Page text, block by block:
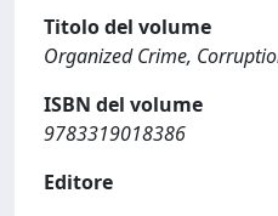
Titolo del volume
Organized Crime,
ISBN del volume
9783319018386
Editore